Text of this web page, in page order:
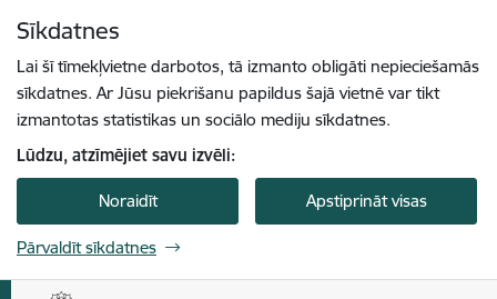
Sīkdatnes
Lai šī tīmekļvietne darbotos, tā izmanto obligāti nepieciešamās
sīkdatnes. Ar Jūsu piekrišanu papildus šajā vietnē var tikt
izmantotas statistikas un sociālo mediju sīkdatnes.
Lūdzu, atzīmējiet savu izvēli:
Noraidīt Apstiprināt visas
Pārvaldīt sīkdatnes